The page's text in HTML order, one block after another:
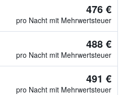
476 €
pro Nacht mit Mehrwertsteuer
488 €
pro Nacht mit Mehrwertsteuer
491 €
pro Nacht mit Mehrwertsteuer